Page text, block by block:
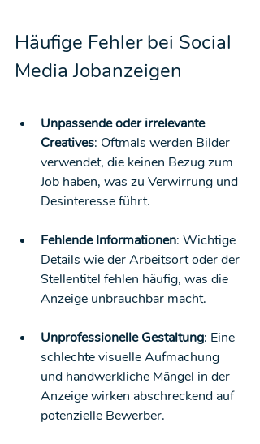
Häufige Fehler bei Social
Media Jobanzeigen
Unpassende oder irrelevante
Creatives: Oftmals werden Bilder
verwendet, die keinen Bezug zum
Job haben, was zu Verwirrung und
Desinteresse führt.
Fehlende Informationen: Wichtige
Details wie der Arbeitsort oder der
Stellentitel fehlen häufig, was die
Anzeige unbrauchbar macht.
Unprofessionelle Gestaltung: Eine
schlechte visuelle Aufmachung
und handwerkliche Mängel in der
Anzeige wirken abschreckend auf
potenzielle Bewerber.